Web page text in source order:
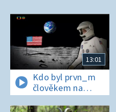
13:01
Kdo byl prvn_m
člověkem na
Měs_ci?